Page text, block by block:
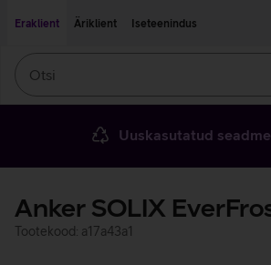
Eraklient
Äriklient Iseteenindus
Uuskasutatud
Anker SOLIX
Tootekood: a17a43a1